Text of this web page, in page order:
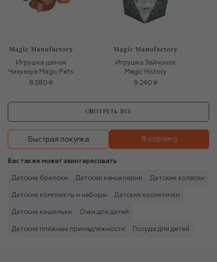
Игрушка щенок
Чихуахуа Magic Pets
8 380 ₽
Игрушка Зайчонок
Magic History
9 240 ₽
СМОТРЕТЬ ВСЕ
Быстрая покупка В корзину
Вас также может заинтересовать
Детские брелоки Детская канцелярия Детские коляски
Детские комплекты и наборы Детские косметички
Детские кошельки Очки для детей
Детские пляжные принадлежности Посуда для детей